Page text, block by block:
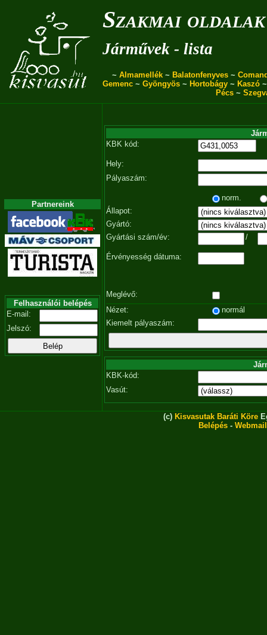
Szakmai oldalak
Járművek - lista
~ Almamellék ~ Balatonfenyves ~
Gemenc ~ Gyöngyös ~ Hortobágy ~ Kaszó
Pécs ~
Partnereink
Felhasználói belépés
E-mail:
Jelszó:
KBK kód:
Hely:
Pályaszám:
norm.
Állapot:
Gyártó:
Gyártási szám/év:
/
Érvényesség dátuma:
Meglévő:
Nézet:
normál
Kiemelt pályaszám:
KBK-kód:
Vasút:
(c) Kisvasutak Baráti Köre
Belépés - Webmail